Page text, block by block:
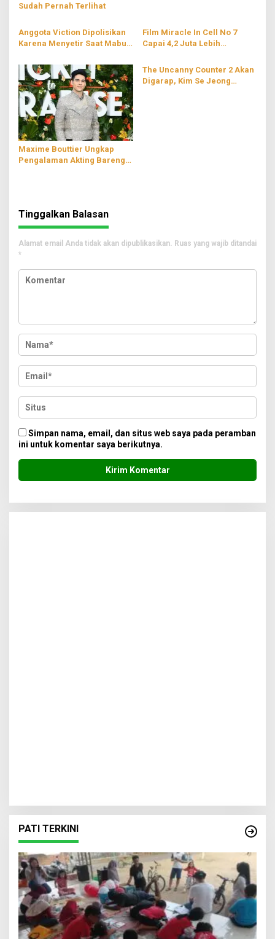
Sudah Pernah Terlihat
Anggota Viction Dipolisikan
Karena Menyetir Saat Mabuk
Film Miracle In Cell No 7
Capai 4,2 Juta Lebih
Maxime Bouttier Ungkap
Pengalaman Akting Bareng
The Uncanny Counter 2 Akan
Digarap, Kim Se Jeong
Tinggalkan Balasan
Alamat email Anda tidak akan dipublikasikan. Ruas yang wajib ditandai
*
Simpan nama, email, dan situs web saya pada peramban
ini untuk komentar saya berikutnya.
PATI TERKINI